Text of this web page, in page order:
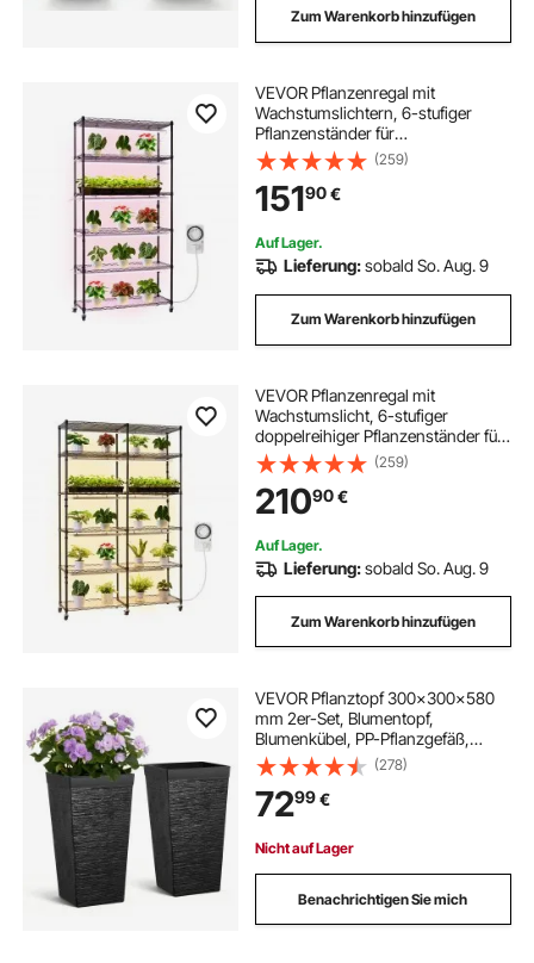
Zum Warenkorb hinzufügen
VEVOR Pflanzenregal mit
Wachstumslichtern, 6-stufiger
Pflanzenständer für
Zimmerpflanzen mit Rädern &
Timer, 150W 3800K Vollspektrum
Licht, Metall-Blumenregal für die
Samenanzucht, 90x35x180cm
(259)
15190€
Auf Lager.
Lieferung:sobald So. Aug. 9
Zum Warenkorb hinzufügen
VEVOR Pflanzenregal mit
Wachstumslicht, 6-stufiger
doppelreihiger Pflanzenständer für
Zimmerpflanzen mit Rädern &
Timer, 200-W-Vollspektrum-
Lichter, Blumenregal für
Samenanzucht, 120x35x180cm
(259)
21090€
Auf Lager.
Lieferung:sobald So. Aug. 9
Zum Warenkorb hinzufügen
VEVOR Pflanztopf 300x300x580
mm 2er-Set, Blumentopf,
Blumenkübel, PP-Pflanzgefäß,
Planzkübel, Pflanzkasten mit
Innentopf & Abflusslöchern,
Geeignet für Zimmer- &
Gartenpflanzen, Schwarz
(278)
7299€
Nicht auf Lager
Benachrichtigen Sie mich